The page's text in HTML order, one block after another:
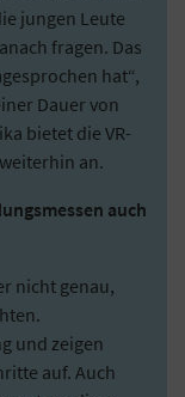
jungen Leute
fragen. Das
hat“,
Dauer von
bietet die VR-
an.
auch
nicht genau,
und zeigen
auf. Auch